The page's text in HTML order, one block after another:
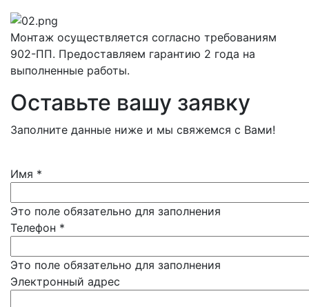
Монтаж осуществляется согласно требованиям
902-ПП. Предоставляем гарантию 2 года на
выполненные работы.
Оставьте вашу заявку
Заполните данные ниже и мы свяжемся с Вами!
Имя *
Это поле обязательно для заполнения
Телефон *
Это поле обязательно для заполнения
Электронный адрес